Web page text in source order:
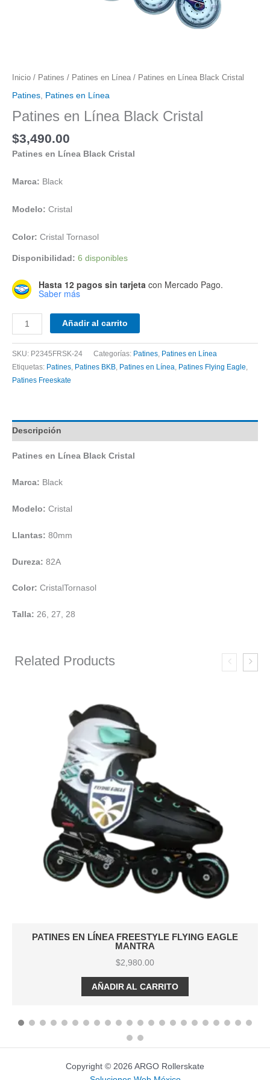
Inicio / Patines / Patines en Línea / Patines en Línea Black Cristal
Patines, Patines en Línea
Patines en Línea Black Cristal
$3,490.00
Patines en Línea Black Cristal
Marca: Black
Modelo: Cristal
Color: Cristal Tornasol
Disponibilidad: 6 disponibles
Hasta 12 pagos sin tarjeta con Mercado Pago.
Saber más
Patines
en
Línea
Black
Cristal
cantidad
Añadir al carrito
SKU: P2345FRSK-24 Categorías: Patines, Patines en Línea
Etiquetas: Patines, Patines BKB, Patines en Línea, Patines Flying Eagle,
Patines Freeskate
Descripción
Patines en Línea Black Cristal
Marca: Black
Modelo: Cristal
Llantas: 80mm
Dureza: 82A
Color: CristalTornasol
Talla: 26, 27, 28
Related Products
EN LÍNEA FREESTYLE FLYING EAGLE
MANTRA
2,980.00
AÑADIR AL CARRITO
Copyright © 2026 ARGO Rollerskate